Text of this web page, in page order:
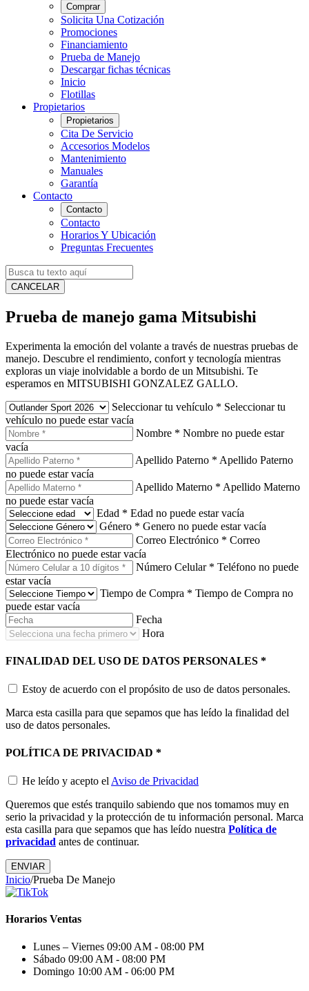
Comprar
Solicita Una Cotización
Promociones
Financiamiento
Prueba de Manejo
Descargar fichas técnicas
Inicio
Flotillas
Propietarios
Propietarios
Cita De Servicio
Accesorios Modelos
Mantenimiento
Manuales
Garantía
Contacto
Contacto
Contacto
Horarios Y Ubicación
Preguntas Frecuentes
CANCELAR
Prueba de manejo gama Mitsubishi
Experimenta la emoción del volante a través de nuestras pruebas de
manejo. Descubre el rendimiento, confort y tecnología mientras
exploras un viaje inolvidable a bordo de un Mitsubishi. Te
esperamos en MITSUBISHI GONZALEZ GALLO.
Seleccionar tu vehículo * Seleccionar tu
vehículo no puede estar vacía
Nombre * Nombre no puede estar
vacía
Apellido Paterno * Apellido Paterno
no puede estar vacía
Apellido Materno * Apellido Materno
no puede estar vacía
Edad * Edad no puede estar vacía
Género * Genero no puede estar vacía
Correo Electrónico * Correo
Electrónico no puede estar vacía
Número Celular * Teléfono no puede
estar vacía
Tiempo de Compra * Tiempo de Compra no
puede estar vacía
Fecha
Hora
FINALIDAD DEL USO DE DATOS PERSONALES *
Estoy de acuerdo con el propósito de uso de datos personales.
Marca esta casilla para que sepamos que has leído la finalidad del
uso de datos personales.
POLÍTICA DE PRIVACIDAD *
He leído y acepto el Aviso de Privacidad
Queremos que estés tranquilo sabiendo que nos tomamos muy en
serio la privacidad y la protección de tu información personal. Marca
esta casilla para que sepamos que has leído nuestra Política de
privacidad antes de continuar.
ENVIAR
Inicio/Prueba De Manejo
Horarios Ventas
Lunes – Viernes 09:00 AM - 08:00 PM
Sábado 09:00 AM - 08:00 PM
Domingo 10:00 AM - 06:00 PM